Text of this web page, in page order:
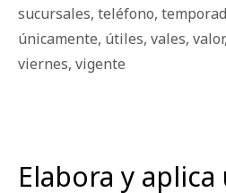
sucursales, teléfono,
únicamente, útiles, vales, valor,
viernes, vigente
Elabora y aplica